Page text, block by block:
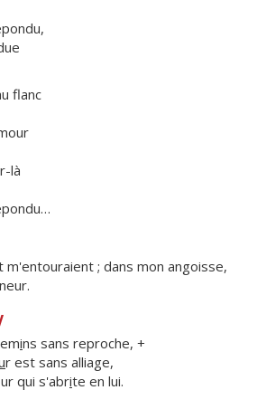
flanc
là
; dans mon angoisse,
ins sans reproche, +
r est sans alliage,
qui s'abrite en lui.